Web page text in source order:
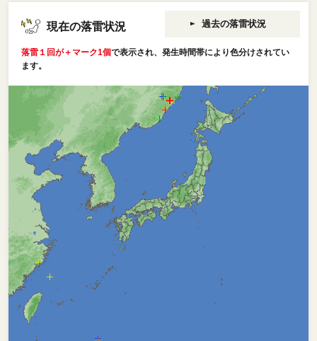
現在の落雷状況
落雷１回が＋マーク1個で表示され、発生時間帯により色分けされてい
ます。
過去の落雷状況